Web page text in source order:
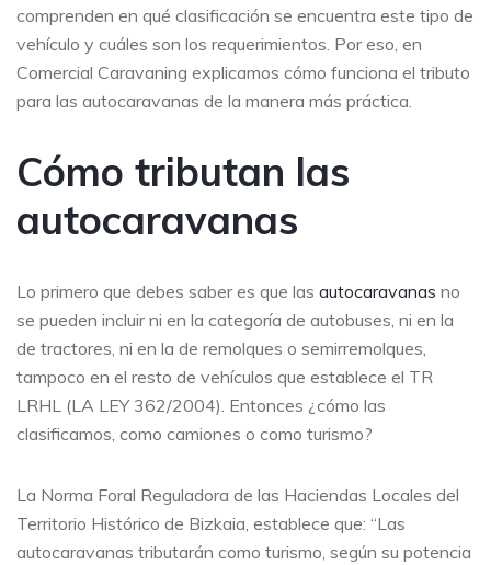
comprenden en qué clasificación se encuentra este tipo de
vehículo y cuáles son los requerimientos. Por eso, en
Comercial Caravaning explicamos cómo funciona el tributo
para las autocaravanas de la manera más práctica.
Cómo tributan las
autocaravanas
Lo primero que debes saber es que las autocaravanas no
se pueden incluir ni en la categoría de autobuses, ni en la
de tractores, ni en la de remolques o semirremolques,
tampoco en el resto de vehículos que establece el TR
LRHL (LA LEY 362/2004). Entonces ¿cómo las
clasificamos, como camiones o como turismo?
La Norma Foral Reguladora de las Haciendas Locales del
Territorio Histórico de Bizkaia, establece que: “Las
autocaravanas tributarán como turismo, según su potencia